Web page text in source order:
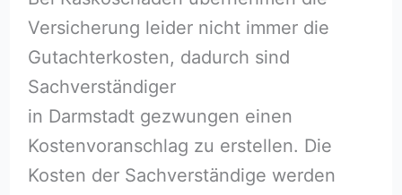
Versicherung leider nicht immer die
Gutachterkosten, dadurch sind
Sachverständiger
in Darmstadt gezwungen einen
Kostenvoranschlag zu erstellen. Die
Kosten der Sachverständige werden